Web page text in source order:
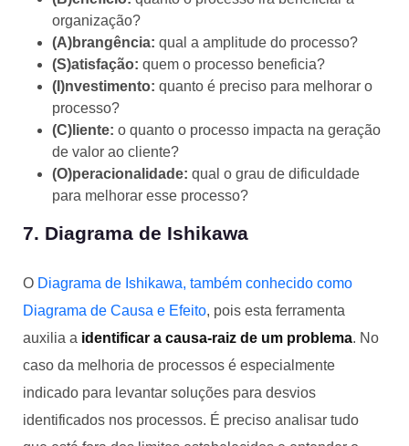
organização?
(A)brangência: qual a amplitude do processo?
(S)atisfação: quem o processo beneficia?
(I)nvestimento: quanto é preciso para melhorar o
processo?
(C)liente: o quanto o processo impacta na geração
de valor ao cliente?
(O)peracionalidade: qual o grau de dificuldade
para melhorar esse processo?
7. Diagrama de Ishikawa
O Diagrama de Ishikawa, também conhecido como
Diagrama de Causa e Efeito, pois esta ferramenta
auxilia a identificar a causa-raiz de um problema. No
caso da melhoria de processos é especialmente
indicado para levantar soluções para desvios
identificados nos processos. É preciso analisar tudo